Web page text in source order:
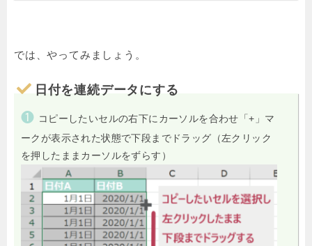
では、やってみましょう。
日付を連続データにする
❶ コピーしたいセルの右下にカーソルを合わせ「+」マ
ークが表示された状態で下段までドラッグ （左クリック
を押したままカーソルをずらす）